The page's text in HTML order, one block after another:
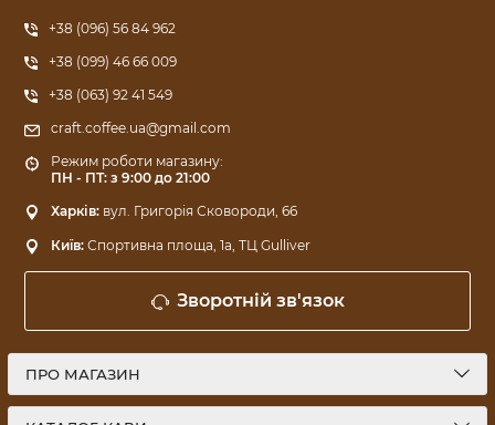
+38 (096) 56 84 962
+38 (099) 46 66 009
+38 (063) 92 41 549
craft.coffee.ua@gmail.com
Режим роботи магазину:
ПН - ПТ: з 9:00 до 21:00
Харків: вул. Григорія Сковороди, 66
Київ: Спортивна площа, 1a, ТЦ Gulliver
Зворотній зв'язок
ПРО МАГАЗИН